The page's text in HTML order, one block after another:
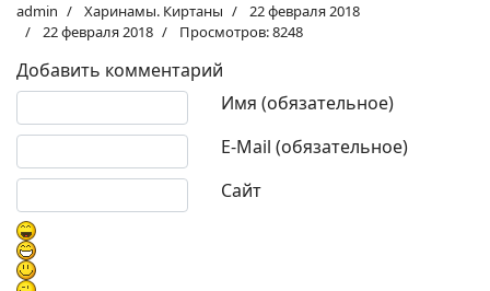
admin Харинамы. Киртаны
22 февраля 2018
22 февраля 2018
Просмотров: 8248
Добавить комментарий
Имя (обязательное)
E-Mail (обязательное)
Сайт
Текст комментария